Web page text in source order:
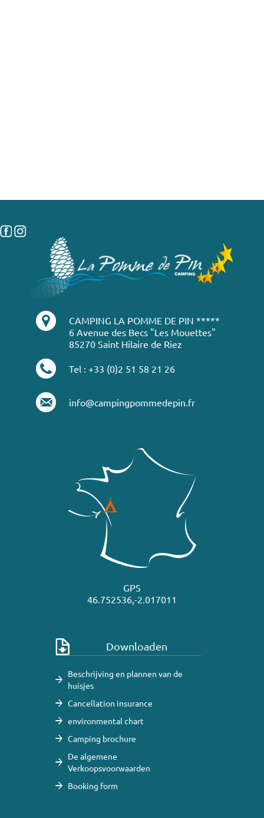
CAMPING LA POMME DE PIN *****
6 Avenue des Becs "Les Mouettes"
85270 Saint Hilaire de Riez
Tel : +33 (0)2 51 58 21 26
info@campingpommedepin.fr
GPS
46.752536,-2.017011
Downloaden
Beschrijving en plannen van de
huisjes
Cancellation insurance
environmental chart
Camping brochure
De algemene
Verkoopsvoorwaarden
Booking form